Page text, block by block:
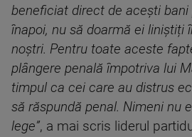
beneficiat direct de acești bani
înapoi, nu să doarmă ei liniștiți
noștri. Pentru toate aceste
plângere penală împotriva lui
timpul ca cei care au distrus
să răspundă penal. Nimeni nu
lege”, a mai scris liderul